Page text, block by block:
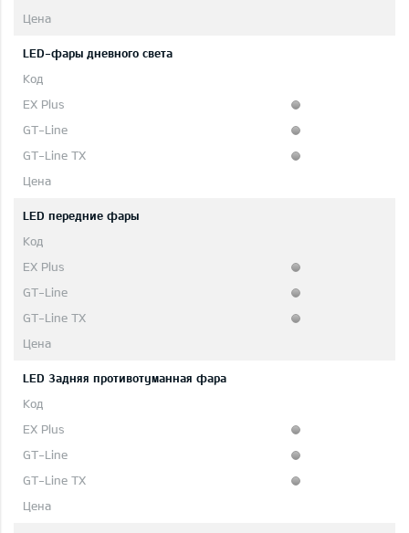
LED-фары дневного света
LED передние фары
LED 3адняя противотуманная фара